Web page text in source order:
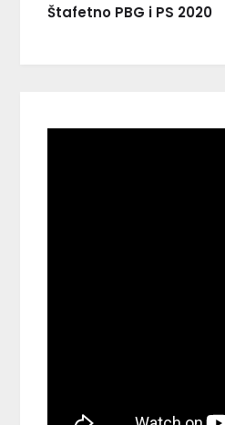
Štafetno PBG i PS 2020